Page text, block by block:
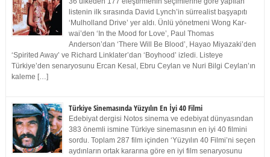
listenin ilk sırasında David Lynch’in sürrealist başyapıtı
‘Mulholland Drive’ yer aldı. Ünlü yönetmeni Wong Kar-
wai’den ‘In the Mood for Love’, Paul Thomas
Anderson’dan ‘There Will Be Blood’, Hayao Miyazaki’den
‘Spirited Away’ ve Richard Linklater’dan ‘Boyhood’ izledi. Listeye
Türkiye’den senaryosunu Ercan Kesal, Ebru Ceylan ve Nuri Bilgi Ceylan’ın
kaleme […]
Türkiye Sinemasında Yüzyılın En İyi 40 Filmi
Edebiyat dergisi Notos sinema ve edebiyat dünyasından
383 önemli ismine Türkiye sinemasının en iyi 40 filmini
sordu. Toplam 287 film içinden ‘Yüzyılın 40 Filmi’ni seçen
aydınların ortak kararına göre en iyi film senaryosunu